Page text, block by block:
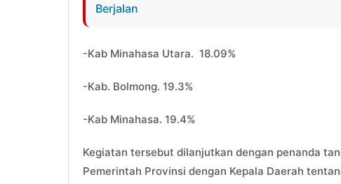
-Kab Minahasa Utara. 18.09%
-Kab. Bolmong. 19.3%
-Kab Minahasa. 19.4%
Kegiatan tersebut dilanjutkan dengan penanda
Pemerintah Provinsi dengan Kepala Daerah